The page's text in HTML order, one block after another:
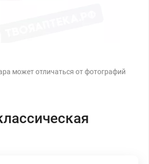
может отличаться от фотографий